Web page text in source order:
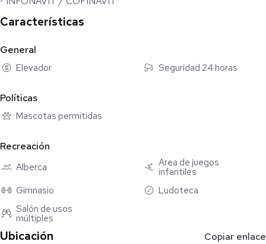
Características
General
Elevador Seguridad 24 horas
Políticas
Mascotas permitidas
Recreación
Alberca
Área de juegos
infantiles
Gimnasio
Ludoteca
Salón de usos
múltiples
Ubicación Copiar enlace